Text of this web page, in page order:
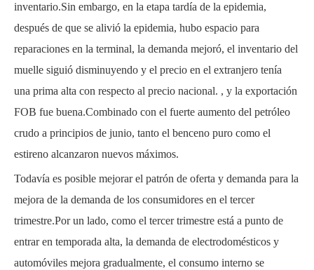
inventario.Sin embargo, en la etapa tardía de la epidemia,
después de que se alivió la epidemia, hubo espacio para
reparaciones en la terminal, la demanda mejoró, el inventario del
muelle siguió disminuyendo y el precio en el extranjero tenía
una prima alta con respecto al precio nacional. , y la exportación
FOB fue buena.Combinado con el fuerte aumento del petróleo
crudo a principios de junio, tanto el benceno puro como el
estireno alcanzaron nuevos máximos.
Todavía es posible mejorar el patrón de oferta y demanda para la
mejora de la demanda de los consumidores en el tercer
trimestre.Por un lado, como el tercer trimestre está a punto de
entrar en temporada alta, la demanda de electrodomésticos y
automóviles mejora gradualmente, el consumo interno se